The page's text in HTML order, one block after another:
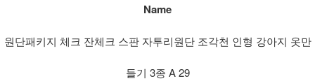
Name
원단패키지 체크 잔체크 스판 자투리원단 조각천 인형 강아지 옷만
들기 3종 A 29